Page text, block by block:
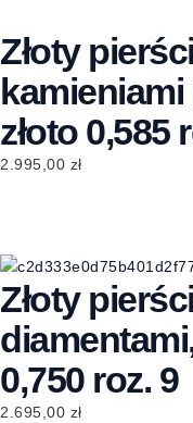
Złoty
kamieniami
złoto 0,585
2.995,00 zł
Złoty
0,750 roz. 9
2.695,00 zł